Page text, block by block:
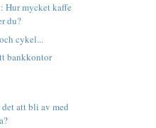
Hur mycket kaffe
du?
cykel...
bankkontor
att bli av med